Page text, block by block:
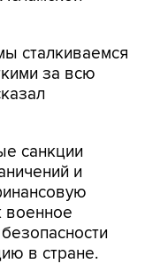
сталкиваемся
за всю
санкции
и
военное
в стране.